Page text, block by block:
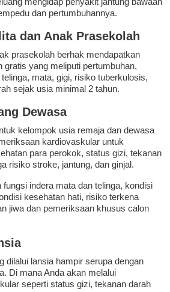
dan pertumbuhannya.
dan Anak Prasekolah
prasekolah berhak mendapatkan
gratis yang meliputi pertumbuhan,
mata, gigi, risiko tuberkulosis,
sejak usia minimal 2 tahun.
Dewasa
kelompok usia remaja dan dewasa
kardiovaskular untuk
para perokok, status gizi, tekanan
risiko stroke, jantung, dan ginjal.
indera mata dan telinga, kondisi
kesehatan hati, risiko terkena
jiwa dan pemeriksaan khusus calon
dilalui lansia hampir serupa dengan
Di mana Anda akan melalui
seperti status gizi, tekanan darah